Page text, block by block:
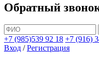
Обратный
+7 (985)539 92 18 +7 (916)
Вход / Регистрация